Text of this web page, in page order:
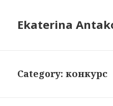
Ekaterina
Category: конкурс